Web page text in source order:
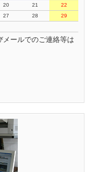
20 21
22
27 28
29
ールでのご連絡等は